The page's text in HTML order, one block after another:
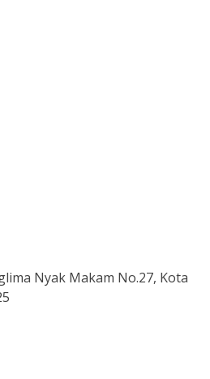
Nyak Makam No.27, Kota